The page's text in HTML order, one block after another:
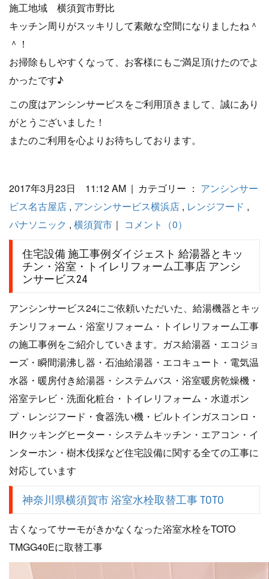
施工地域 横須賀市野比
キッチン周りがスッキリして素敵な空間になりましたね＾
＾！
お掃除もしやすくなって、お客様にもご満足頂けたのでよ
かったです♪
この度はアンシンサービスをご利用頂きまして、誠にあり
がとうございました！
またのご利用を心よりお待ちしております。
2017年3月23日 11:12 AM | カテゴリー ： アンシンサー
ビス名古屋店 , アンシンサービス横浜店 , レンジフード ,
パナソニック , 横須賀市 ｜ コメント（0）
住宅設備 施工事例ダイジェスト 給湯器とキッ
チン・浴室・トイレリフォーム工事店 アンシ
ンサービス24
アンシンサービス24にご依頼いただいた、給湯機器とキッ
チンリフォーム・浴室リフォーム・トイレリフォーム工事
の施工事例をご紹介していきます。ガス給湯器・エコジョ
ーズ・瞬間湯沸し器・石油給湯器・エコキュート・電気温
水器・暖房付き給湯器・システムバス・浴室暖房乾燥機・
浴室テレビ・洗面化粧台・トイレリフォーム・水道ポン
プ・レンジフード・食器洗い機・ビルトインガスコンロ・
IHクッキングヒーター・システムキッチン・エアコン・イ
ンターホン・樹木伐採など住宅設備に関する全ての工事に
対応しています
神奈川県横須賀市 浴室水栓取替工事 TOTO
古くなってサーモがきかなくなった浴室水栓をTOTO
TMGG40Eに取替工事